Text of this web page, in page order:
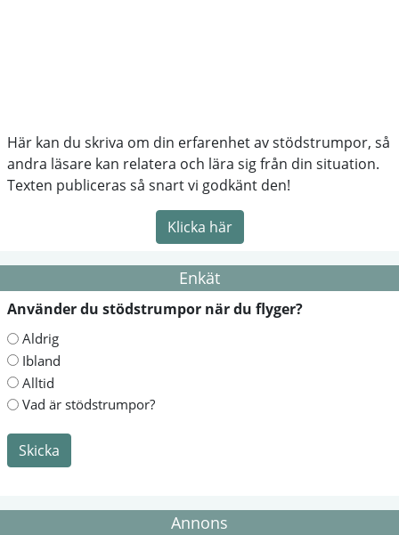
Här kan du skriva om din erfarenhet av stödstrumpor, så
andra läsare kan relatera och lära sig från din situation.
Texten publiceras så snart vi godkänt den!
Klicka här
Enkät
Använder du stödstrumpor när du flyger?
Aldrig
Ibland
Alltid
Vad är stödstrumpor?
Skicka
Annons